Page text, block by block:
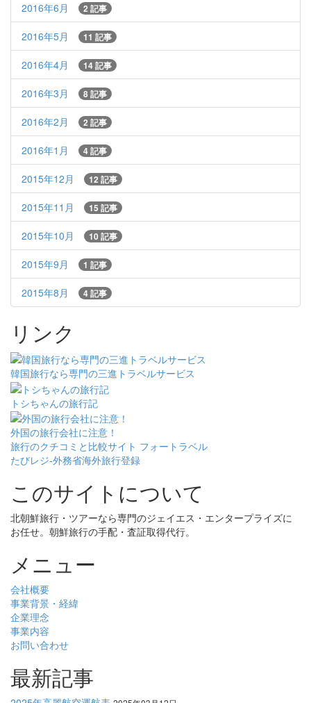
2016年6月 2 記事
2016年5月 11 記事
2016年4月 14 記事
2016年3月 8 記事
2016年2月 2 記事
2016年1月 4 記事
2015年12月 12 記事
2015年11月 15 記事
2015年10月 10 記事
2015年9月 1 記事
2015年8月 4 記事
リンク
韓国旅行なら専門の三進トラベルサービス
トシちゃんの旅行記
外国の旅行会社に注意！
旅行のクチコミと比較サイト フォートラベル
たびレジ-外務省海外旅行登録
このサイトについて
北朝鮮旅行・ツアーなら専門のジェイエス・エンタープライズに
お任せ。朝鮮旅行の手配・査証取得代行。
メニュー
会社概要
事業背景・経緯
企業理念
事業内容
お問い合わせ
最新記事